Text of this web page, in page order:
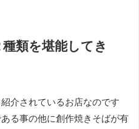
類を堪能してき
介されているお店なのです
る事の他に創作焼きそばが有